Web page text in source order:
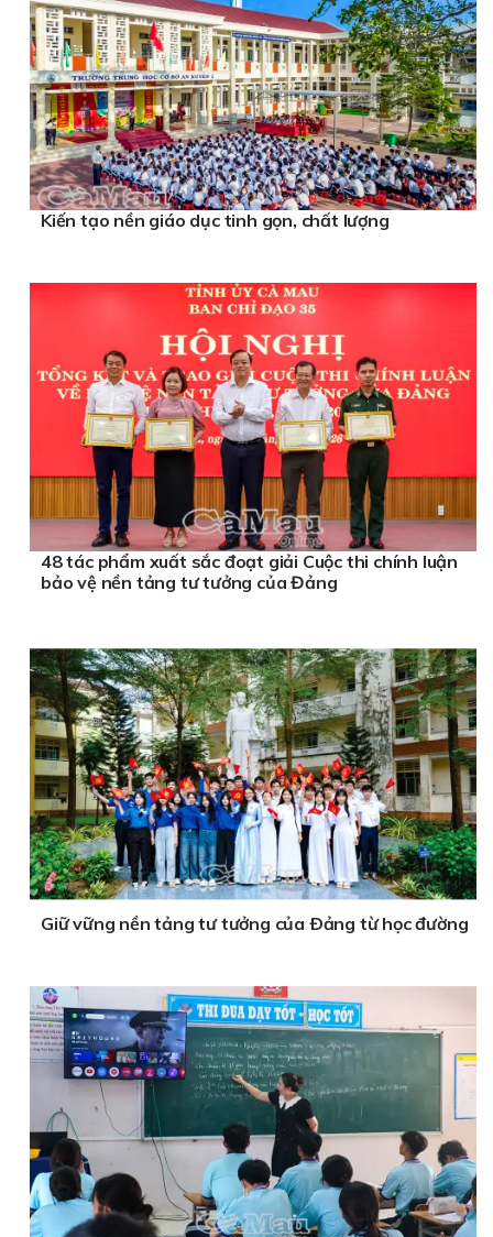
Kiến tạo nền giáo dục tinh gọn, chất lượng
48 tác phẩm xuất sắc đoạt giải Cuộc thi chính luận
bảo vệ nền tảng tư tưởng của Đảng
Giữ vững nền tảng tư tưởng của Ðảng từ học đường